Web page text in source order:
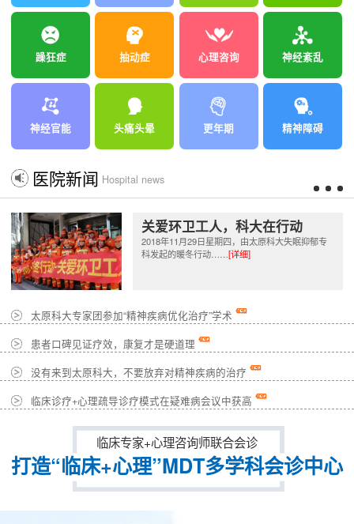
躁狂症 抽动症 心理咨询 神经紊乱
神经官能 头痛头晕 更年期 精神障碍
医院新闻 Hospital news
关爱环卫工人，科大在行动
2018年11月29日星期四，由太原科大失眠抑郁专
科发起的暖冬行动……[详细]
太原科大专家团参加“精神疾病优化治疗”学术
患者口碑见证疗效，康复才是硬道理
没有来到太原科大，不要放弃对精神疾病的治疗
临床诊疗+心理疏导诊疗模式在疑难病会议中获高
临床专家+心理咨询师联合会诊
打造“临床+心理”MDT多学科会诊中心